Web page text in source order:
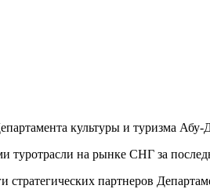
культуры и туризма
туротрасли на рынке СНГ за
партнеров